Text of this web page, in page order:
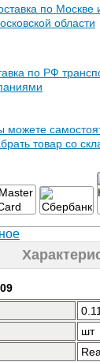
по Москве
области
по РФ
можете
товар со
0.11
шт